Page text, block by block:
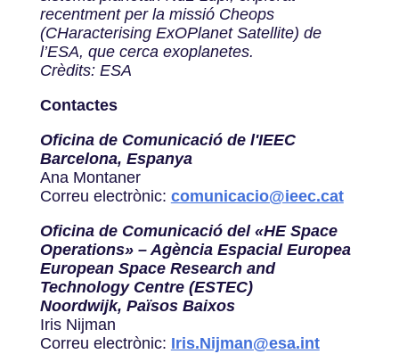
recentment per la missió Cheops
(CHaracterising ExOPlanet Satellite) de
l’ESA, que cerca exoplanetes.
Crèdits: ESA
Contactes
Oficina de Comunicació de l'IEEC
Barcelona, Espanya
Ana Montaner
Correu electrònic: comunicacio@ieec.cat
Oficina de Comunicació del «HE Space
Operations» – Agència Espacial Europea
European Space Research and
Technology Centre (ESTEC)
Noordwijk, Països Baixos
Iris Nijman
Correu electrònic: Iris.Nijman@esa.int